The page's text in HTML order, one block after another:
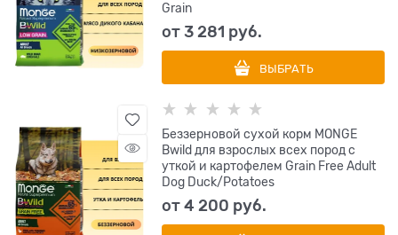
Grain
от3 281 руб.
ВЫБРАТЬ
Беззерновой сухой корм MONGE
Bwild для взрослых всех пород с
уткой и картофелем Grain Free Adult
Dog Duck/Potatoes
от4 200 руб.